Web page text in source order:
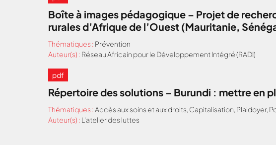
Boîte à images pédagogique – Projet de
rurales d’Afrique de l’Ouest (Mauritanie,
Thématiques : Prévention
Auteur(s) : Réseau Africain pour le Développement Intégré (RADI)
pdf
Répertoire des solutions – Burundi : mettre en
Thématiques :Accès aux soins et aux droits, Capitalisation, Plaidoyer,
Auteur(s) : L'atelier des luttes